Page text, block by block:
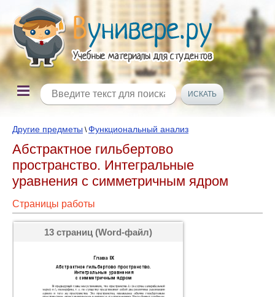
Другие предметы \Функциональный анализ
Абстрактное гильбертово
пространство. Интегральные
уравнения с симметричным ядром
Страницы работы
13 страниц (Word-файл)